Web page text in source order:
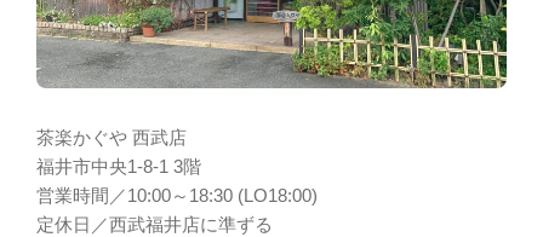
茶楽かぐや 西武店
福井市中央1-8-1 3階
営業時間／10:00～18:30 (LO18:00)
定休日／西武福井店に準ずる